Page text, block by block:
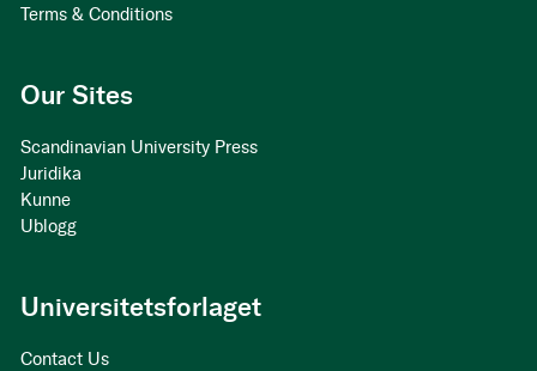
Terms & Conditions
Our Sites
Scandinavian University Press
Juridika
Kunne
Ublogg
Universitetsforlaget
Contact Us